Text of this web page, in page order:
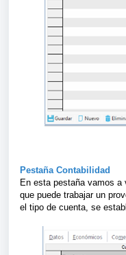
Pestaña Contabilidad
En esta pestaña vamos
que puede trabajar un
el tipo de cuenta, se